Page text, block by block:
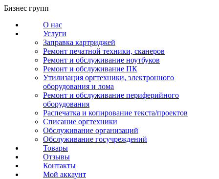
Перейти
содержанию
Бизнес групп
О нас
Услуги
Заправка картриджей
Ремонт печатной техники, сканеров
Ремонт и обслуживание ноутбуков
Ремонт и обслуживание ПК
Утилизация оргтехники, электронного
оборудования и лома
Ремонт и обслуживание периферийного
оборудования
Распечатка и копирование текста/проектов
Списание оргтехники
Обслуживание организаций
Обслуживание госучреждений
Товары
Отзывы
Контакты
Мой аккаунт